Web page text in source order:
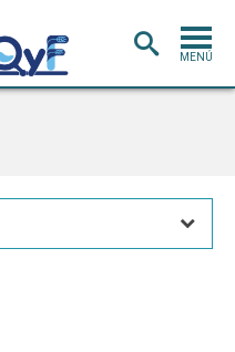
MENÚ